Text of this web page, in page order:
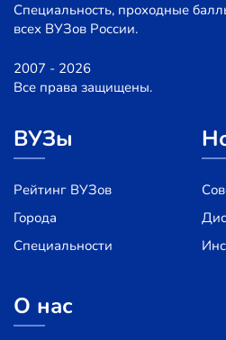
Специальность, проходные
всех ВУЗов России.
2007 - 2026
Все права защищены.
ВУЗы
Рейтинг ВУЗов
Города
Специальности
О нас